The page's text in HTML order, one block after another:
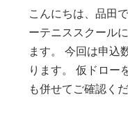
こんにちは、品田
ーテニススクール
ます。 今回は申込
ります。 仮ドロー
も併せてご確認く